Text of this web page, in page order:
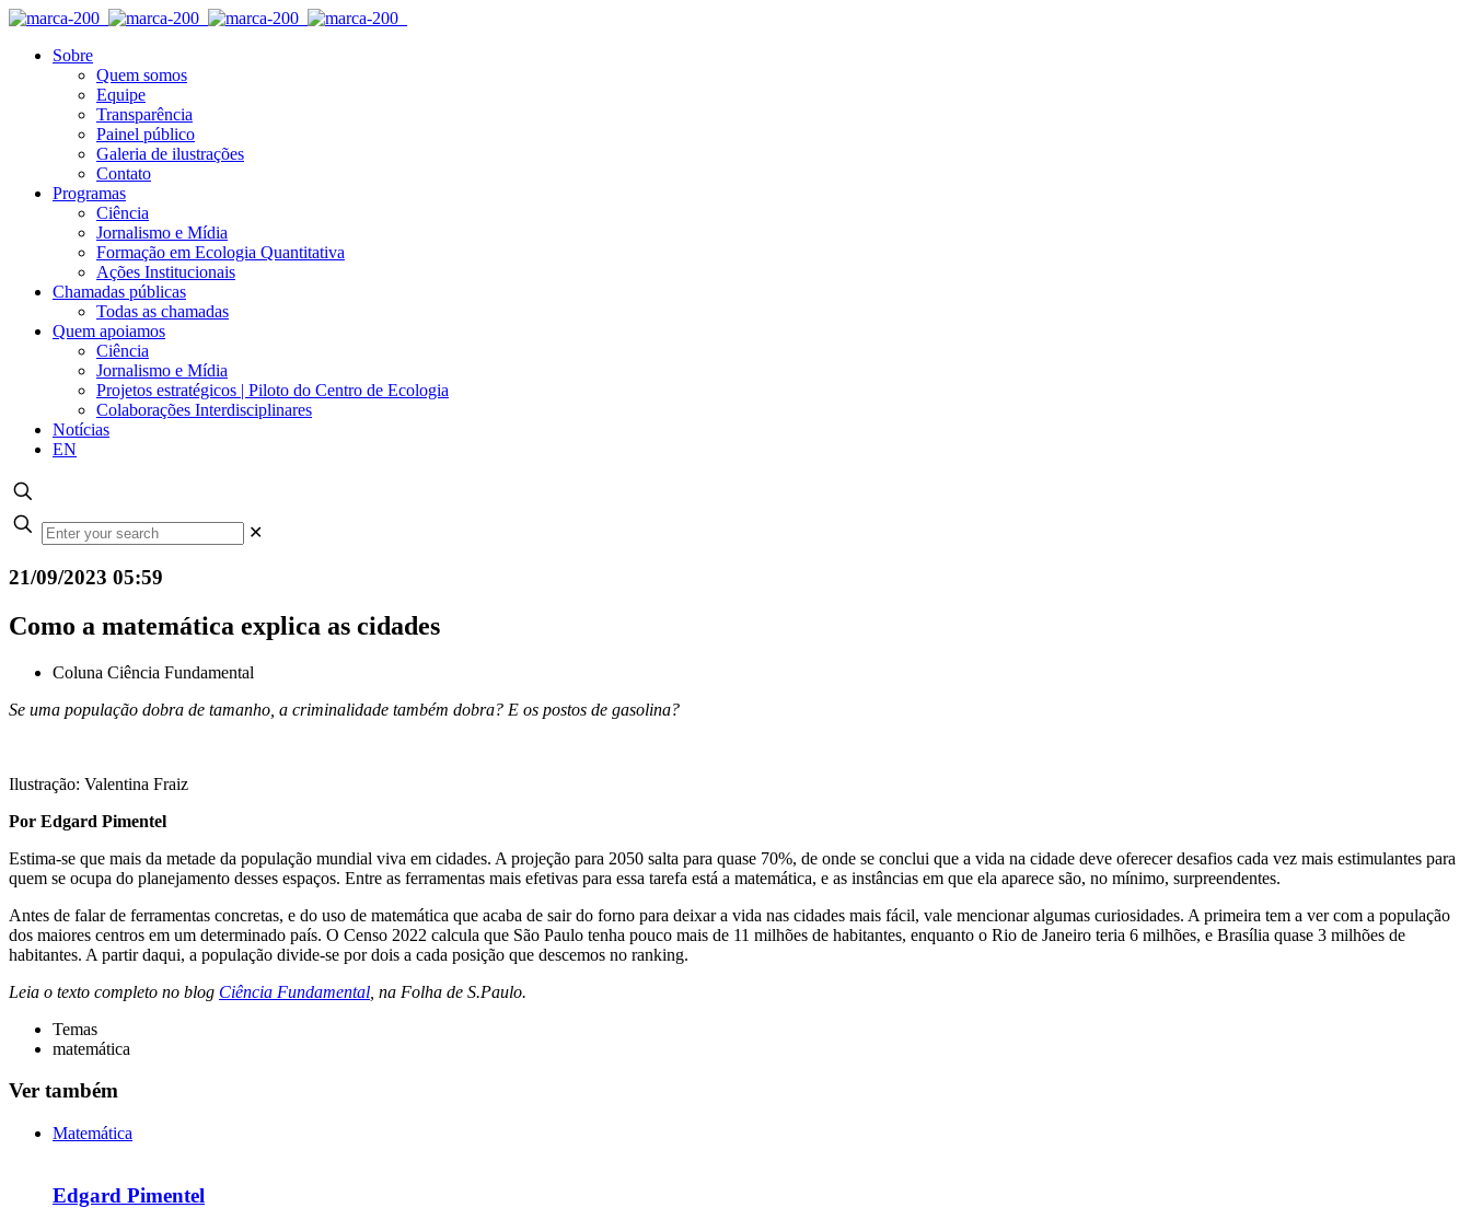
Sobre
Quem somos
Equipe
Transparência
Painel público
Galeria de ilustrações
Contato
Programas
Ciência
Jornalismo e Mídia
Formação em Ecologia Quantitativa
Ações Institucionais
Chamadas públicas
Todas as chamadas
Quem apoiamos
Ciência
Jornalismo e Mídia
Projetos estratégicos | Piloto do Centro de Ecologia
Colaborações Interdisciplinares
Notícias
EN
✕
21/09/2023 05:59
Como a matemática explica as cidades
Coluna Ciência Fundamental
Se uma população dobra de tamanho, a criminalidade também dobra? E os postos de gasolina?
Ilustração: Valentina Fraiz
Por Edgard Pimentel
Estima-se que mais da metade da população mundial viva em cidades. A projeção para 2050 salta para quase 70%, de onde se conclui que a vida na cidade deve oferecer desafios cada vez mais estimulantes para
quem se ocupa do planejamento desses espaços. Entre as ferramentas mais efetivas para essa tarefa está a matemática, e as instâncias em que ela aparece são, no mínimo, surpreendentes.
Antes de falar de ferramentas concretas, e do uso de matemática que acaba de sair do forno para deixar a vida nas cidades mais fácil, vale mencionar algumas curiosidades. A primeira tem a ver com a população
dos maiores centros em um determinado país. O Censo 2022 calcula que São Paulo tenha pouco mais de 11 milhões de habitantes, enquanto o Rio de Janeiro teria 6 milhões, e Brasília quase 3 milhões de
habitantes. A partir daqui, a população divide-se por dois a cada posição que descemos no ranking.
Leia o texto completo no blog Ciência Fundamental , na Folha de S.Paulo.
Temas
matemática
Ver também
Matemática
Edgard Pimentel